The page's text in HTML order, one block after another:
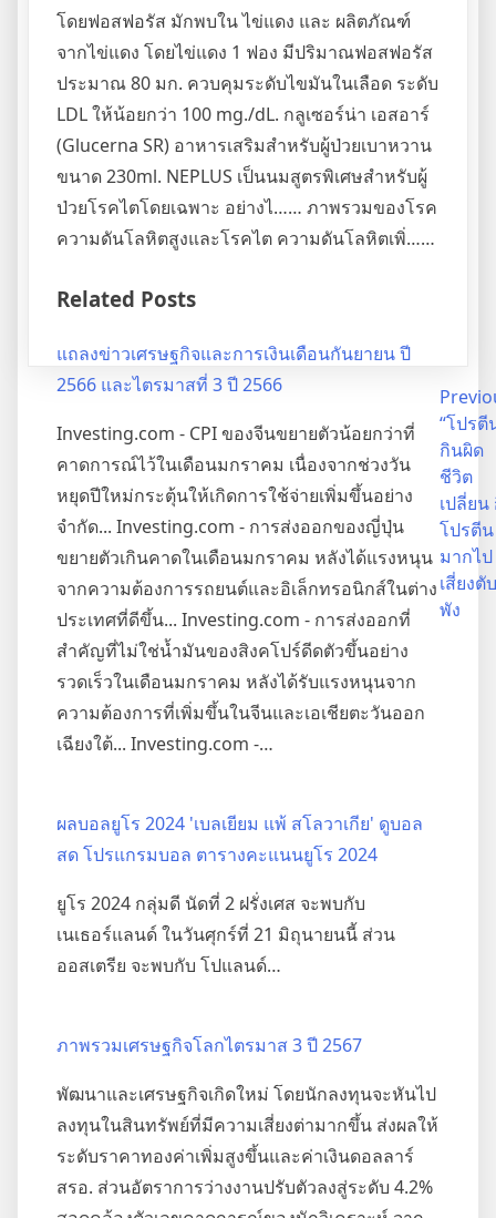
โดยฟอสฟอรัส มักพบใน ไข่แดง และ ผลิตภัณฑ์
จากไข่แดง โดยไข่แดง 1 ฟอง มีปริมาณฟอสฟอรัส
ประมาณ 80 มก. ควบคุมระดับไขมันในเลือด ระดับ
LDL ให้น้อยกว่า 100 mg./dL. กลูเซอร์น่า เอสอาร์
(Glucerna SR) อาหารเสริมสำหรับผู้ป่วยเบาหวาน
ขนาด 230ml. NEPLUS เป็นนมสูตรพิเศษสำหรับผู้
ป่วยโรคไตโดยเฉพาะ อย่างไ…… ภาพรวมของโรค
ความดันโลหิตสูงและโรคไต ความดันโลหิตเพิ่……
Related Posts
แถลงข่าวเศรษฐกิจและการเงินเดือนกันยายน ปี
2566 และไตรมาสที่ 3 ปี 2566
Investing.com - CPI ของจีนขยายตัวน้อยกว่าที่
คาดการณ์ไว้ในเดือนมกราคม เนื่องจากช่วงวัน
หยุดปีใหม่กระตุ้นให้เกิดการใช้จ่ายเพิ่มขึ้นอย่าง
จำกัด... Investing.com - การส่งออกของญี่ปุ่น
ขยายตัวเกินคาดในเดือนมกราคม หลังได้แรงหนุน
จากความต้องการรถยนต์และอิเล็กทรอนิกส์ในต่าง
ประเทศที่ดีขึ้น... Investing.com - การส่งออกที่
สำคัญที่ไม่ใช่น้ำมันของสิงคโปร์ดีดตัวขึ้นอย่าง
รวดเร็วในเดือนมกราคม หลังได้รับแรงหนุนจาก
ความต้องการที่เพิ่มขึ้นในจีนและเอเชียตะวันออก
เฉียงใต้... Investing.com -…
ผลบอลยูโร 2024 'เบลเยียม แพ้ สโลวาเกีย' ดูบอล
สด โปรแกรมบอล ตารางคะแนนยูโร 2024
ยูโร 2024 กลุ่มดี นัดที่ 2 ฝรั่งเศส จะพบกับ
เนเธอร์แลนด์ ในวันศุกร์ที่ 21 มิถุนายนนี้ ส่วน
ออสเตรีย จะพบกับ โปแลนด์…
ภาพรวมเศรษฐกิจโลกไตรมาส 3 ปี 2567
พัฒนาและเศรษฐกิจเกิดใหม่ โดยนักลงทุนจะหันไป
ลงทุนในสินทรัพย์ที่มีความเสี่ยงต่ามากขึ้น ส่งผลให้
ระดับราคาทองค่าเพิ่มสูงขึ้นและค่าเงินดอลลาร์
สรอ. ส่วนอัตราการว่างงานปรับตัวลงสู่ระดับ 4.2%
Post
navigation
“โปรตี
กินผิด
ชีวิต
เปลี่ยน
โปรตีน
มากไป
เสี่ยงตั
พัง